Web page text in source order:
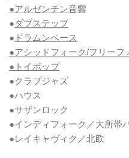
●アルゼンチン音響
●ダブステップ
● ドラムンベース
●アシッドフォーク/フリーフ
●トイポップ
●クラブジャズ
●ハウス
●サザンロック
●インディフォーク／大所帯
●レイキャヴィク／北欧